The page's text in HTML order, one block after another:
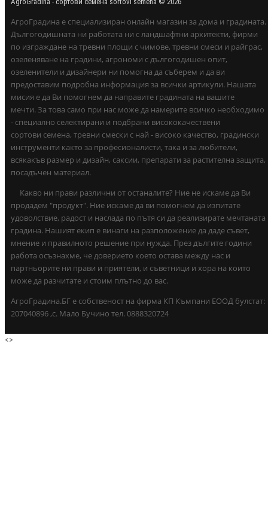
АгроГрадина е специализиран онлайн магазин за дома и градината.
Дългогодишната ни работата ни с ландшафтни архитекти, фирми
по изграждане на тревни площи с чимове, тревни смеси и райграс,
озеленяване на градини, агрономи с дългогодишен опит,
озеленители и дизайнери ни помогна да съберем и да ви
предоставим подробна информация за всички артикули. Нашата
мисия е да Ви помогнем да направите градината на вашите
мечти. За това само при нас може да намерите всичко необходимо
- специално селектирани и подбрани висококачествени
сортови семена, тревни смески с най - високо качество, градински
инструменти както за професионалисти, така и за любители,
всякакъв размер и дизайн, саксии, препарати за растителна защита,
посадъчен материал.
Какво ни прави различни от останалите? Ние не искаме да Ви
продадем "продукт". Ние искаме да ви помогнем да изпитате
удоволствие, радост и наслада по пътя си да реализирате мечтаната
градина. Нашият екип е винаги на разположение да даде съвет,
мнение и правилното решение при нужда. През дългите години
работа осъзнахме, че доверието което остава между нас и
партньорите ни прави и приятели, и съветници и хора на които
може да разчитате и стоим плътно до вас.
АгроГрадина.БГ е собственост на фирма КП Къмпани ЕООД булстат:
207040896 ,с. Мало Бучино тел. 0888320724
<>